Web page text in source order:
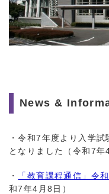
News &
・令和7年度より入学
となりました（令和7年
・ 「教育課程通信」令
和7年4月8日）